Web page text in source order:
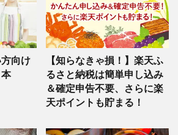
向け
【知らなきゃ損！】楽天ふ
るさと納税は簡単申し込み
＆確定申告不要、さらに楽
天ポイントも貯まる！